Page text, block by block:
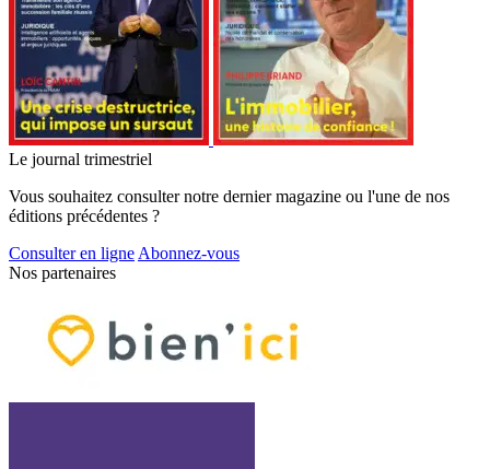
Le journal trimestriel
Vous souhaitez consulter notre dernier magazine ou l'une de nos
éditions précédentes ?
Consulter en ligne Abonnez-vous
Nos partenaires